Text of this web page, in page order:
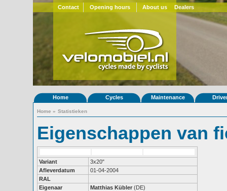
Contact Opening hours About us Dealers
Home Cycles Maintenance
Home » Statistieken
Eigenschappen van
Variant
3x20"
Afleverdatum
01-04-2004
RAL
Eigenaar
Matthias Kübler (DE)